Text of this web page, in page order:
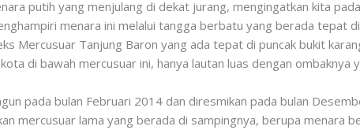
putih yang menjulang di dekat jurang, mengingatkan kita
menara ini melalui tangga berbatu yang berada tepat
Mercusuar Tanjung Baron yang ada tepat di puncak bukit
di bawah mercusuar ini, hanya lautan luas dengan ombaknya
pada bulan Februari 2014 dan diresmikan pada bulan
mercusuar lama yang berada di sampingnya, berupa menara